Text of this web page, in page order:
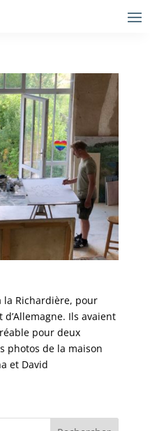
la Richardière, pour
Ils avaient
pour deux
photos de la maison
et David